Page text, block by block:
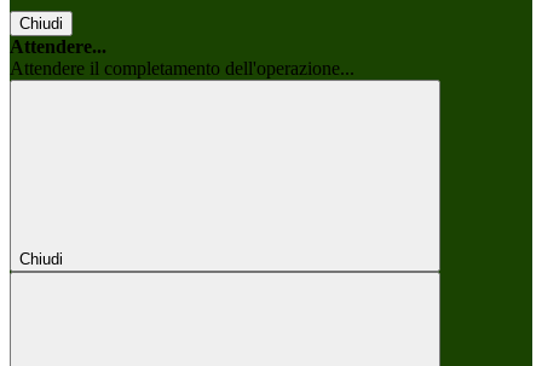
Chiudi
Attendere...
Attendere il completamento dell'operazione...
Chiudi